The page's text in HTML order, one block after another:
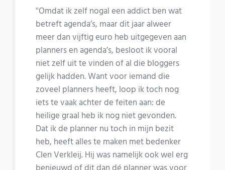
''Omdat ik zelf nogal een addict ben wat
betreft agenda’s, maar dit jaar alweer
meer dan vijftig euro heb uitgegeven aan
planners en agenda’s, besloot ik vooral
niet zelf uit te vinden of al die bloggers
gelijk hadden. Want voor iemand die
zoveel planners heeft, loop ik toch nog
iets te vaak achter de feiten aan: de
heilige graal heb ik nog niet gevonden.
Dat ik de planner nu toch in mijn bezit
heb, heeft alles te maken met bedenker
Clen Verkleij. Hij was namelijk ook wel erg